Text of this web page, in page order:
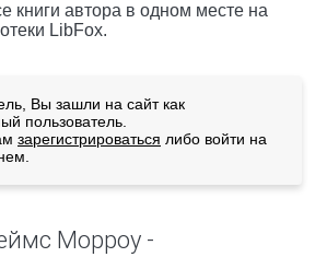
книги автора в одном месте на
LibFox.
Вы зашли на сайт как
пользователь.
зарегистрироваться либо войти на
Морроу -